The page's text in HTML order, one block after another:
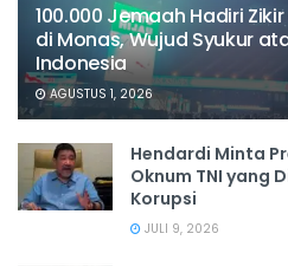
100.000 Jemaah Hadiri
di Monas, Wujud Syukur
Indonesia
AGUSTUS 1, 2026
Hendardi Minta
Oknum TNI yang
Korupsi
JULI 9, 2026